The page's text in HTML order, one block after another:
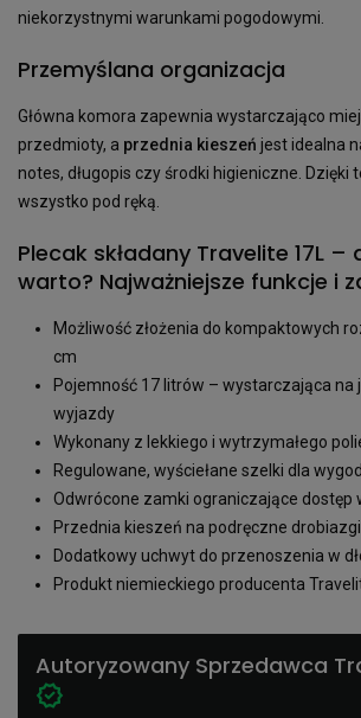
niekorzystnymi warunkami pogodowymi.
Przemyślana organizacja
Główna komora zapewnia wystarczająco
przedmioty, a przednia kieszeń jest idealna
notes, długopis czy środki higieniczne.
wszystko pod ręką.
Plecak składany Travelite 17L –
warto? Najważniejsze funkcje i
Możliwość złożenia do kompaktowych
cm
Pojemność 17 litrów – wystarczająca na
wyjazdy
Wykonany z lekkiego i wytrzymałego
Regulowane, wyściełane szelki dla
Odwrócone zamki ograniczające dostęp
Przednia kieszeń na podręczne drobiazgi
Dodatkowy uchwyt do przenoszenia w
Produkt niemieckiego producenta
Autoryzowany Sprzedawca